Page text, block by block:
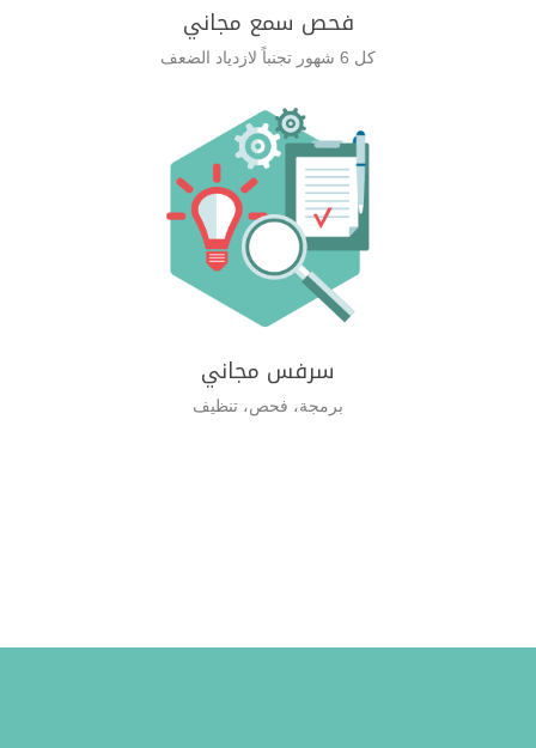
فحص سمع مجاني
كل 6 شهور تجنباً لازدياد الضعف
سرفس مجاني
برمجة، فحص، تنظيف